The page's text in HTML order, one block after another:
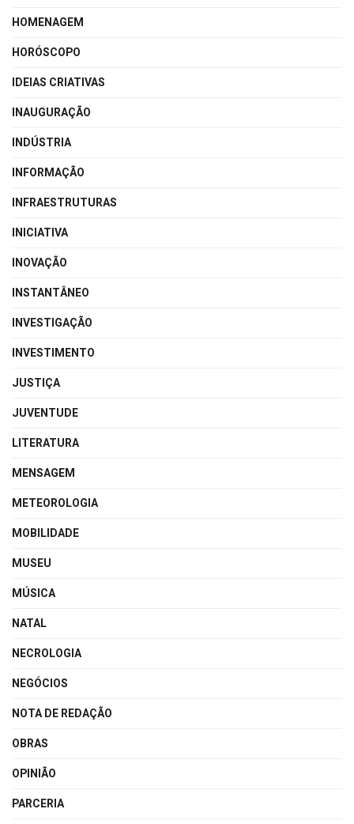
HOMENAGEM
HORÓSCOPO
IDEIAS CRIATIVAS
INAUGURAÇÃO
INDÚSTRIA
INFORMAÇÃO
INFRAESTRUTURAS
INICIATIVA
INOVAÇÃO
INSTANTÂNEO
INVESTIGAÇÃO
INVESTIMENTO
JUSTIÇA
JUVENTUDE
LITERATURA
MENSAGEM
METEOROLOGIA
MOBILIDADE
MUSEU
MÚSICA
NATAL
NECROLOGIA
NEGÓCIOS
NOTA DE REDAÇÃO
OBRAS
OPINIÃO
PARCERIA